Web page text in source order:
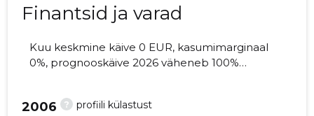
Finantsid ja varad
Kuu keskmine käive 0 EUR, kasumimarginaal
0%, prognooskäive 2026 väheneb 100%
? profiili külastust
2006